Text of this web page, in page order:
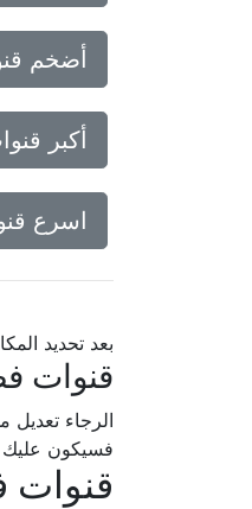
أضخم
أكبر
اسرع
بعد تحديد
قنوات
الرجاء
فسيكون عليك
قنوات